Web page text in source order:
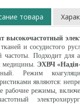
товара
высокочастотный
и сосудистого
частоты. Подходит для
медицины. ЭХВЧ
Режим
являются:
рабочие режимы,